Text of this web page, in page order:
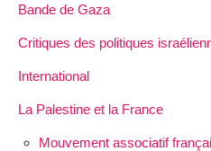
Bande de Gaza
Critiques des politiques
International
La Palestine et la France
Mouvement associatif